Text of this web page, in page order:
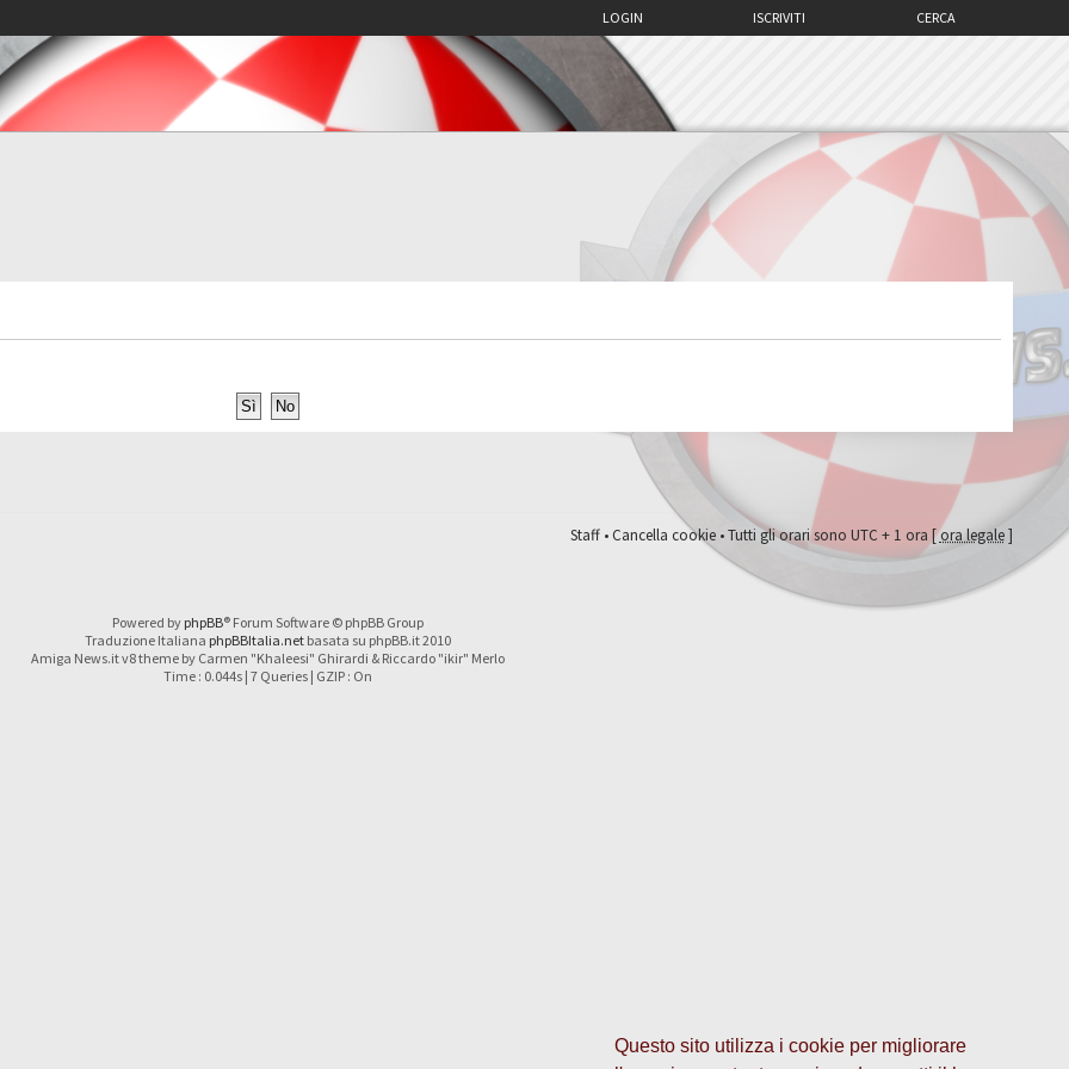
Questo sito utilizza i cookie per migliorare
CERCA
ISCRIVITI
LOGIN
Staff•Cancella cookie• Tutti gli orari sono UTC + 1 ora [ora legale]
Powered by phpBB® Forum Software © phpBB Group
Traduzione Italiana phpBBItalia.netbasata su phpBB.it 2010
Amiga News.it v8 theme by Carmen "Khaleesi" Ghirardi & Riccardo "ikir" Merlo
Time : 0.044s | 7 Queries | GZIP : On